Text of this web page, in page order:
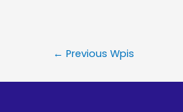
← Previous Wpis